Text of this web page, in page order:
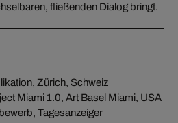
fließenden Dialog bringt.
Zürich, Schweiz
Miami 1.0, Art Basel Miami, USA
Tagesanzeiger